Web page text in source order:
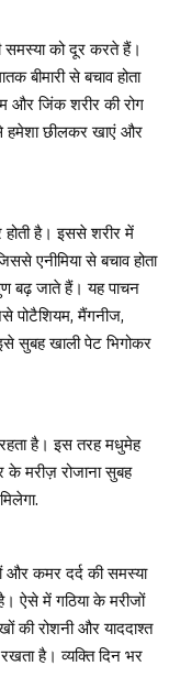
को दूर करते हैं।
से बचाव होता
जिंक शरीर की रोग
हमेशा छीलकर खाएं और
है। इससे शरीर में
एनीमिया से बचाव होता
बढ़ जाते हैं। यह पाचन
पोटैशियम, मैंगनीज,
सुबह खाली पेट भिगोकर
है। इस तरह मधुमेह
के मरीज़ रोजाना सुबह
और कमर दर्द की समस्या
ऐसे में गठिया के मरीजों
की रोशनी और याददाश्त
है। व्यक्ति दिन भर